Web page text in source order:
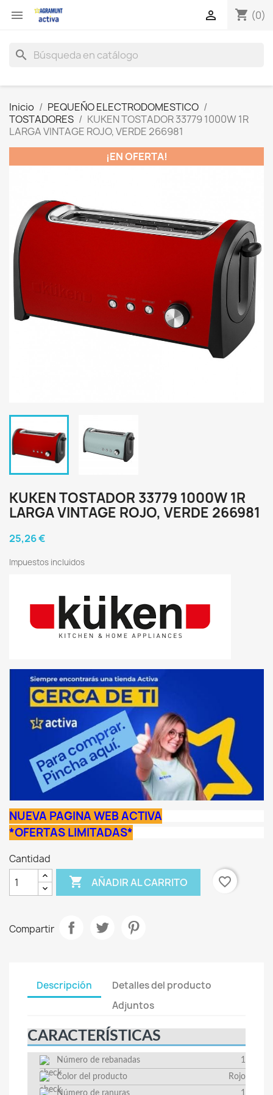
 shopping_cart (0)

search
Inicio
PEQUEÑO ELECTRODOMESTICO
TOSTADORES
KUKEN TOSTADOR 33779 1000W 1R
LARGA VINTAGE ROJO, VERDE 266981
¡EN OFERTA!
KUKEN TOSTADOR 33779 1000W 1R
LARGA VINTAGE ROJO, VERDE 266981
25,26 €
Impuestos incluidos
NUEVA PAGINA WEB ACTIVA
*OFERTAS LIMITADAS*
Cantidad
 AÑADIR AL CARRITO favorite_border
Compartir
Descripción
Detalles del producto
Adjuntos
CARACTERÍSTICAS
Número de rebanadas
1
Color del producto
Rojo
Número de ranuras
1